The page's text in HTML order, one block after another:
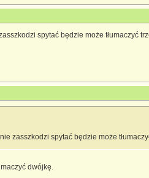
spytać będzie może tłumaczyć
zasszkodzi spytać będzie może
dwójkę.